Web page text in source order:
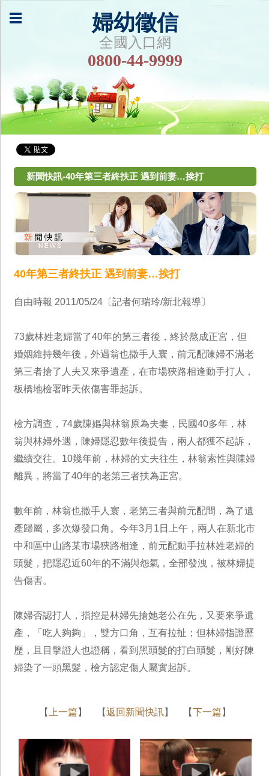
婦幼徵信
全國入口網
0800-44-9999
新聞快訊-40年第三者終扶正 遇到前妻…挨打
40年第三者終扶正 遇到前妻…挨打
自由時報 2011/05/24〔記者何瑞玲/新北報導〕
73歲林姓老婦當了40年的第三者後，終於熬成正宮，但
婚姻維持幾年後，外遇翁也撒手人寰，前元配陳婦不滿老
第三者搶了人夫又來爭遺產，在市場狹路相逢動手打人，
板橋地檢署昨天依傷害罪起訴。
檢方調查，74歲陳嫗與林翁原為夫妻，民國40多年，林
翁與林婦外遇，陳婦隱忍數年後提告，兩人都獲不起訴，
繼續交往。10幾年前，林婦的丈夫往生，林翁索性與陳婦
離異，將當了40年的老第三者扶為正宮。
數年前，林翁也撒手人寰，老第三者與前元配間，為了遺
產歸屬，多次爆發口角。今年3月1日上午，兩人在新北市
中和區中山路某市場狹路相逢，前元配動手拉林姓老婦的
頭髮，把隱忍近60年的不滿與怨氣，全部發洩，被林婦提
告傷害。
陳婦否認打人，指控是林婦先搶她老公在先，又要來爭遺
產，「吃人夠夠」，雙方口角，互有拉扯；但林婦指證歷
歷，且目擊證人也證稱，看到黑頭髮的打白頭髮，剛好陳
婦染了一頭黑髮，檢方認定傷人屬實起訴。
【 上一篇 】 【返回新聞快訊】 【下一篇 】